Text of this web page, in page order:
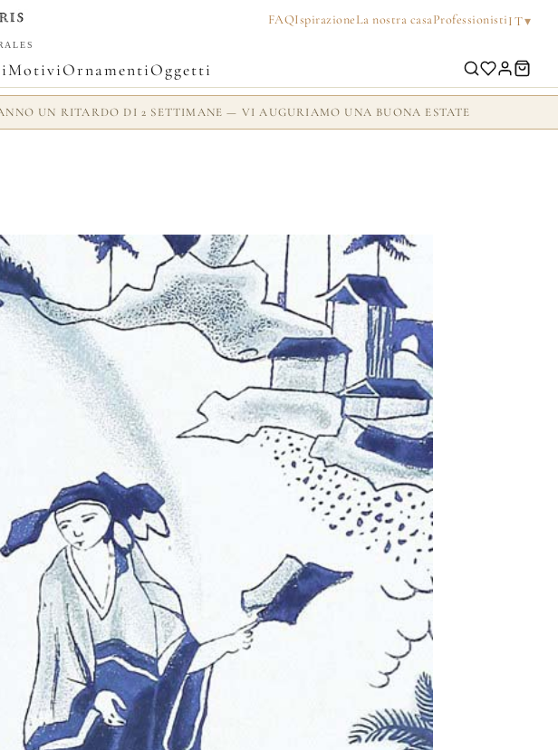
FAQIspirazioneLa nostra casaProfessionistiIT▾
MotiviOrnamentiOggetti
UN RITARDO DI 2 SETTIMANE — VI AUGURIAMO UNA BUONA ESTATE